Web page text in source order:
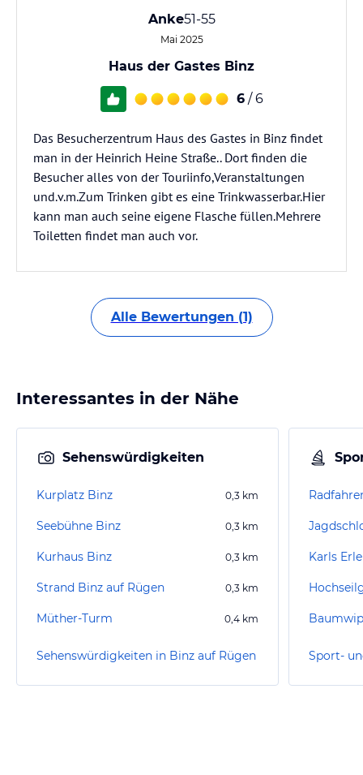
Anke51-55
Mai 2025
Haus der Gastes Binz
6 / 6
Das Besucherzentrum Haus des Gastes in Binz findet
man in der Heinrich Heine Straße.. Dort finden die
Besucher alles von der Touriinfo,Veranstaltungen
und.v.m.Zum Trinken gibt es eine Trinkwasserbar.Hier
kann man auch seine eigene Flasche füllen.Mehrere
Toiletten findet man auch vor.
Alle Bewertungen (1)
Interessantes in der Nähe
Sehenswürdigkeiten
Kurplatz Binz 0,3 km
Seebühne Binz 0,3 km
Kurhaus Binz 0,3 km
Strand Binz auf Rügen 0,3 km
Müther-Turm 0,4 km
Sehenswürdigkeiten in Binz auf Rügen
Karls